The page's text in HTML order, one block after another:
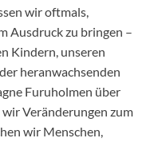
wir oftmals,
Ausdruck zu bringen –
Kindern, unseren
heranwachsenden
Furuholmen über
wir Veränderungen zum
wir Menschen,